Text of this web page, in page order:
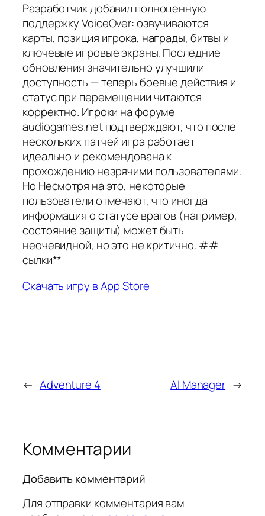
Разработчик добавил полноценную
поддержку VoiceOver: озвучиваются
карты, позиция игрока, награды, битвы и
ключевые игровые экраны. Последние
обновления значительно улучшили
доступность — теперь боевые действия и
статус при перемещении читаются
корректно. Игроки на форуме
audiogames.net подтверждают, что после
нескольких патчей игра работает
идеально и рекомендована к
прохождению незрячими пользователями.
Но Несмотря на это, некоторые
пользователи отмечают, что иногда
информация о статусе врагов (например,
состояние защиты) может быть
неочевидной, но это не критично. ##
сылки**
Скачать игру в App Store
← Adventure 4 AI Manager →
Комментарии
Добавить комментарий
Для отправки комментария вам